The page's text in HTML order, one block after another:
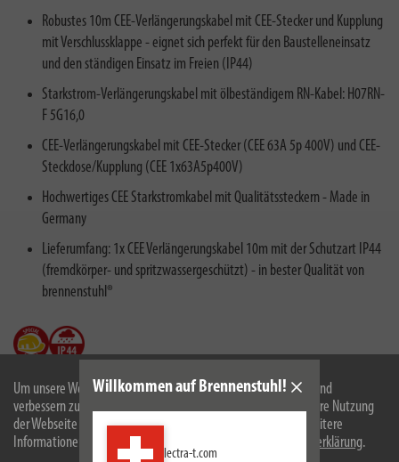
Um unsere Webseite für Sie optimal zu gestalten und fortlaufend
verbessern zu können, verwenden wir Cookies. Durch die weitere Nutzung
der Webseite stimmen Sie der Verwendung von Cookies zu. Weitere
Informationen zu Cookies erhalten Sie in unserer
Datenschutzerklärung.
Willkommen auf Brennenstuhl!
lectra-t.com
Robustes 10m CEE-Verlängerungskabel mit CEE-Stecker und Kupplung
mit Verschlussklappe - eignet sich perfekt für den Baustelleneinsatz
und den ständigen Einsatz im Freien (IP44)
Starkstrom-Verlängerungskabel mit ölbeständigem RN-Kabel: H07RN-
F 5G16,0
CEE-Verlängerungskabel mit CEE-Stecker (CEE 63A 5p 400V) und CEE-
Steckdose/Kupplung (CEE 1x63A5p400V)
Hochwertiges CEE Starkstromkabel mit Qualitätssteckern - Made in
Germany
Lieferumfang: 1x CEE Verlängerungskabel 10m mit der Schutzart IP44
(fremdkörper- und spritzwassergeschützt) - in bester Qualität von
brennenstuhl®